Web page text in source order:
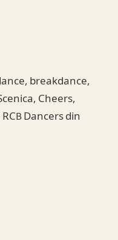
breakdance,
Cheers,
Dancers din